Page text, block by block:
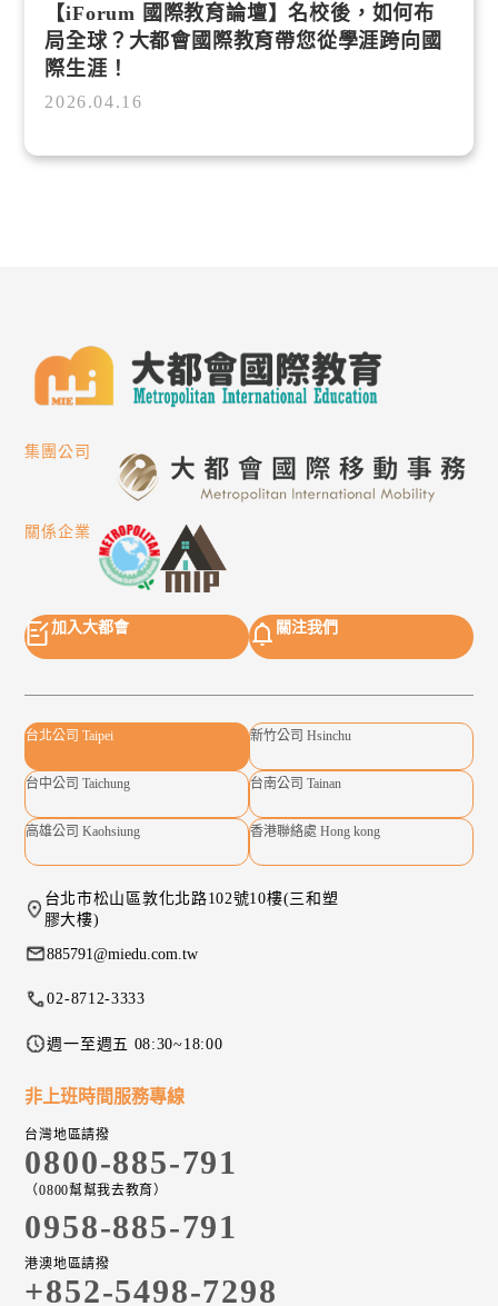
【iForum 國際教育論壇】名校後，如何布
局全球？大都會國際教育帶您從學涯跨向國
際生涯！
2026.04.16
集團公司
關係企業
加入大都會 關注我們
台北公司 Taipei 新竹公司 Hsinchu
台中公司 Taichung 台南公司 Tainan
高雄公司 Kaohsiung 香港聯絡處 Hong kong
台北市松山區敦化北路102號10樓(三和塑
膠大樓)
885791@miedu.com.tw
02-8712-3333
週一至週五 08:30~18:00
非上班時間服務專線
台灣地區請撥
0800-885-791
（0800幫幫我去教育）
0958-885-791
港澳地區請撥
+852-5498-7298